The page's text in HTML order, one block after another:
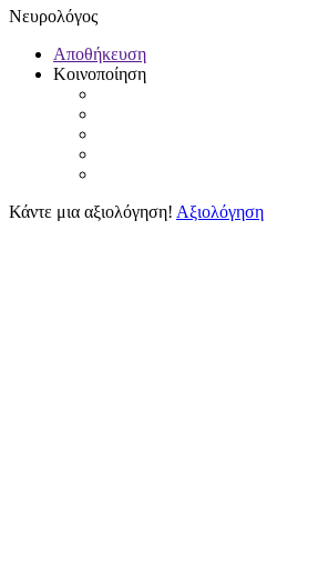
Νευρολόγος
Αποθήκευση
Κοινοποίηση
Κάντε μια αξιολόγηση! Αξιολόγηση